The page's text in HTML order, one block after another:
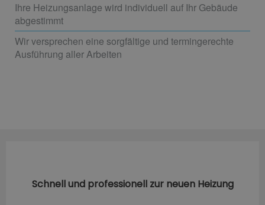
Ihre Heizungsanlage wird individuell auf Ihr Gebäude
abgestimmt
Wir versprechen eine sorgfältige und termingerechte
Ausführung aller Arbeiten
Schnell und professionell zur neuen Heizung